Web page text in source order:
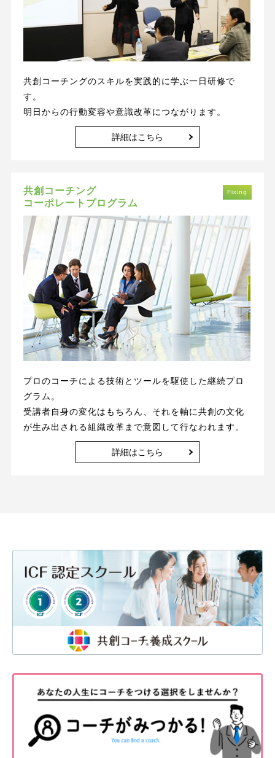
共創コーチングのスキルを実践的に学ぶ一日研修で
す。
明日からの行動変容や意識改革につながります。
詳細はこちら
Fixing
共創コーチング
コーポレートプログラム
プロのコーチによる技術とツールを駆使した継続プロ
グラム。
受講者自身の変化はもちろん、それを軸に共創の文化
が生み出される組織改革まで意図して行なわれます。
詳細はこちら